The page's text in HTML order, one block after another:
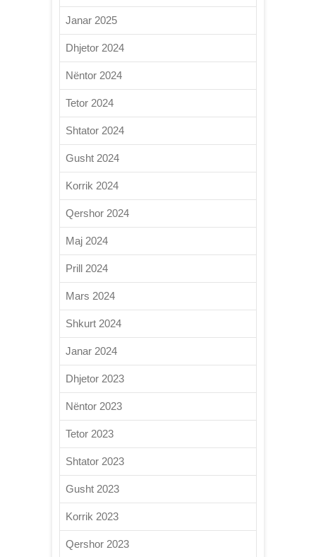
Janar 2025
Dhjetor 2024
Nëntor 2024
Tetor 2024
Shtator 2024
Gusht 2024
Korrik 2024
Qershor 2024
Maj 2024
Prill 2024
Mars 2024
Shkurt 2024
Janar 2024
Dhjetor 2023
Nëntor 2023
Tetor 2023
Shtator 2023
Gusht 2023
Korrik 2023
Qershor 2023